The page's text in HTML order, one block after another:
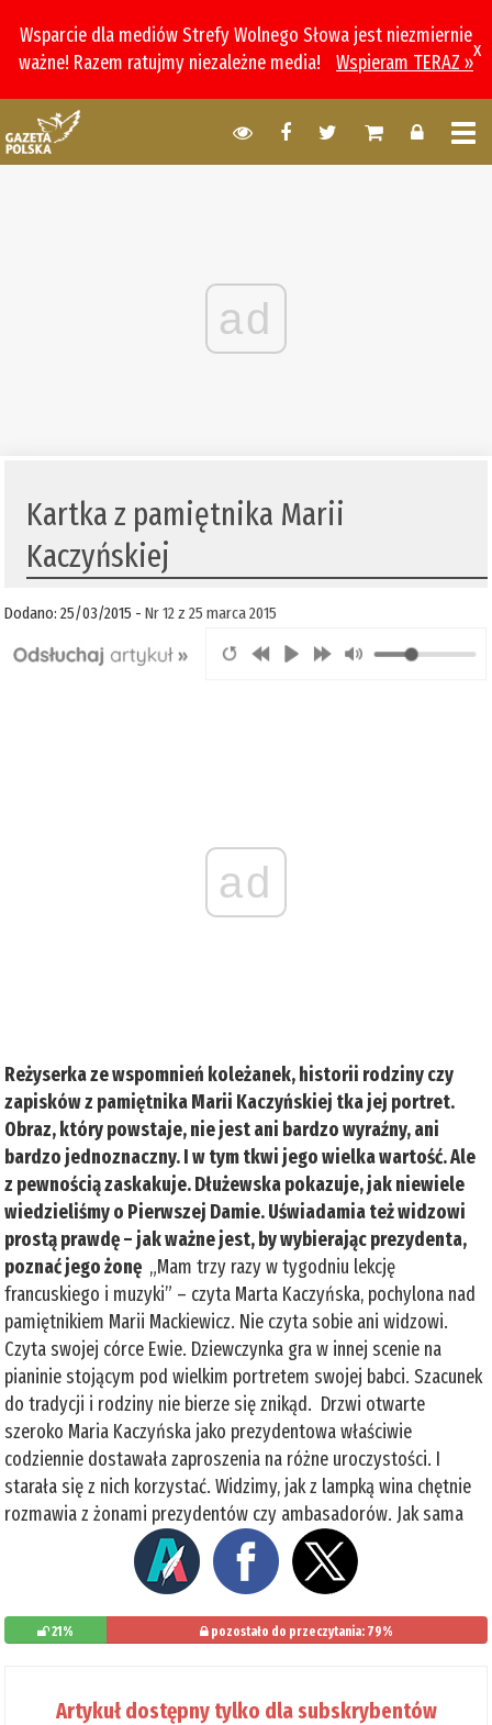
Wsparcie dla mediów Strefy Wolnego Słowa jest niezmiernie
ważne! Razem ratujmy niezależne media!
Wspieram TERAZ »
x
ad
Kartka z pamiętnika Marii
Kaczyńskiej
Dodano: 25/03/2015 -Nr 12 z 25 marca 2015
ad
Reżyserka ze wspomnień koleżanek, historii rodziny czy
zapisków z pamiętnika Marii Kaczyńskiej tka jej portret.
Obraz, który powstaje, nie jest ani bardzo wyraźny, ani
bardzo jednoznaczny. I w tym tkwi jego wielka wartość. Ale
z pewnością zaskakuje. Dłużewska pokazuje, jak niewiele
wiedzieliśmy o Pierwszej Damie. Uświadamia też widzowi
prostą prawdę – jak ważne jest, by wybierając prezydenta,
poznać jego żonę „Mam trzy razy w tygodniu lekcję
francuskiego i muzyki” – czyta Marta Kaczyńska, pochylona nad
pamiętnikiem Marii Mackiewicz. Nie czyta sobie ani widzowi.
Czyta swojej córce Ewie. Dziewczynka gra w innej scenie na
pianinie stojącym pod wielkim portretem swojej babci. Szacunek
do tradycji i rodziny nie bierze się znikąd. Drzwi otwarte
szeroko Maria Kaczyńska jako prezydentowa właściwie
codziennie dostawała zaproszenia na różne uroczystości. I
starała się z nich korzystać. Widzimy, jak z lampką wina chętnie
rozmawia z żonami prezydentów czy ambasadorów. Jak sama
21% pozostało do przeczytania: 79%
Artykuł dostępny tylko dla subskrybentów